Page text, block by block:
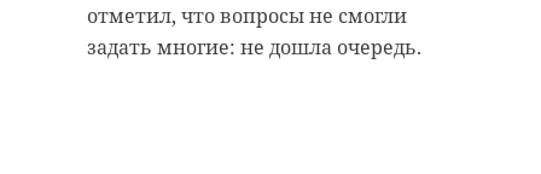
отметил, что вопросы не смогли
задать многие: не дошла очередь.